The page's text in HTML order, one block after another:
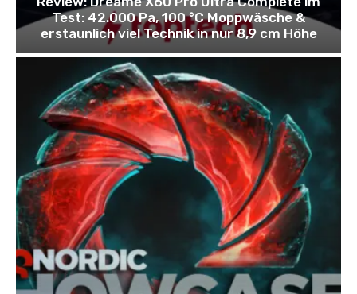
Test: 42.000 Pa, 100 °C Moppwäsche &
erstaunlich viel Technik in nur 8,9 cm Höhe